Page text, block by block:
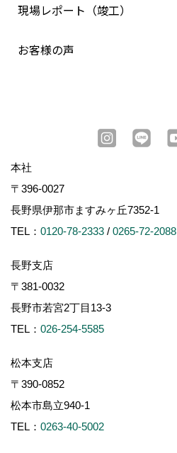
現場レポート（竣工）
お客様の声
本社
〒396-0027
長野県伊那市ますみヶ丘7352-1
TEL： 0120-78-2333 / 0265-72-2088
長野支店
〒381-0032
長野市若宮2丁目13-3
TEL： 026-254-5585
松本支店
〒390-0852
松本市島立940-1
TEL： 0263-40-5002